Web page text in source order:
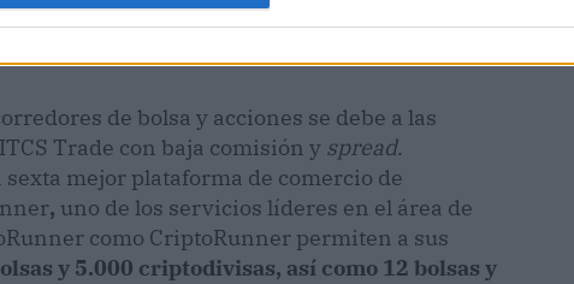
de bolsa y acciones se debe a las
Trade con baja comisión y spread.
mejor plataforma de comercio de
, uno de los servicios líderes en el área de
como CriptoRunner permiten a sus
y 5.000 criptodivisas, así como 12 bolsas y